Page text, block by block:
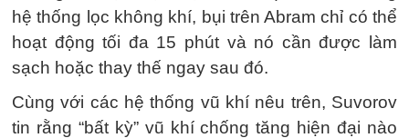
hệ thống lọc không khí, bụi trên Abram chỉ có thể
hoạt động tối đa 15 phút và nó cần được làm
sạch hoặc thay thế ngay sau đó.
Cùng với các hệ thống vũ khí nêu trên, Suvorov
tin rằng “bất kỳ” vũ khí chống tăng hiện đại nào